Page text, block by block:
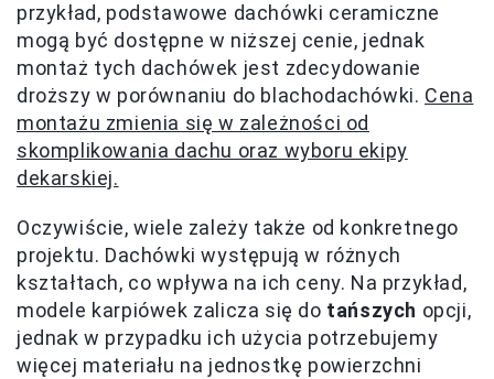
przykład, podstawowe dachówki ceramiczne
mogą być dostępne w niższej cenie, jednak
montaż tych dachówek jest zdecydowanie
droższy w porównaniu do blachodachówki. Cena
montażu zmienia się w zależności od
skomplikowania dachu oraz wyboru ekipy
dekarskiej.
Oczywiście, wiele zależy także od konkretnego
projektu. Dachówki występują w różnych
kształtach, co wpływa na ich ceny. Na przykład,
modele karpiówek zalicza się do tańszych opcji,
jednak w przypadku ich użycia potrzebujemy
więcej materiału na jednostkę powierzchni